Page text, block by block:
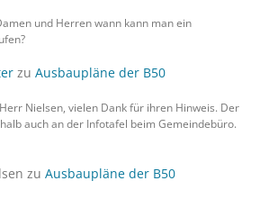
und Herren wann kann man ein
zu Ausbaupläne der B50
Nielsen, vielen Dank für ihren Hinweis. Der
auch an der Infotafel beim Gemeindebüro.
zu Ausbaupläne der B50